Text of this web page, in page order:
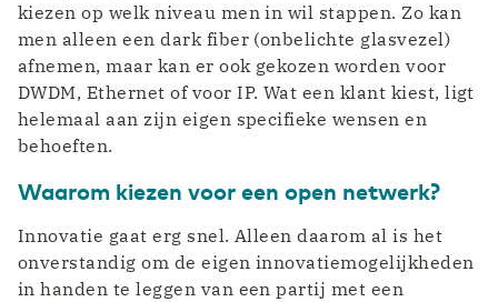
kiezen op welk niveau men in wil stappen. Zo kan
men alleen een dark fiber (onbelichte glasvezel)
afnemen, maar kan er ook gekozen worden voor
DWDM, Ethernet of voor IP. Wat een klant kiest, ligt
helemaal aan zijn eigen specifieke wensen en
behoeften.
Waarom kiezen voor een open netwerk?
Innovatie gaat erg snel. Alleen daarom al is het
onverstandig om de eigen innovatiemogelijkheden
in handen te leggen van een partij met een